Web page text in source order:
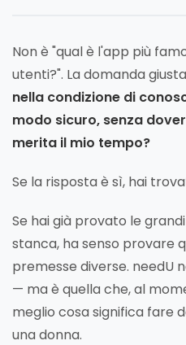
Non è "qual è l'app più
utenti?". La domanda
nella condizione di
modo sicuro, senza
merita il mio tempo?
Se la risposta è sì, hai
Se hai già provato le
stanca, ha senso provare
premesse diverse. needU
— ma è quella che, al
meglio cosa significa fare
una donna.